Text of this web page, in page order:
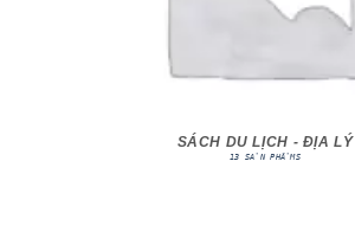
SÁCH DU LỊCH - ĐỊA LÝ
13 SẢN PHẨMS